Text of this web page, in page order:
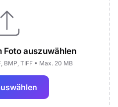
Foto auszuwählen
BMP, TIFF • Max. 20 MB